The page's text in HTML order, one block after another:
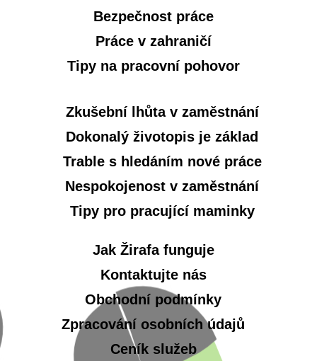
Bezpečnost práce
Práce v zahraničí
Tipy na pracovní pohovor
Zkušební lhůta v zaměstnání
Dokonalý životopis je základ
Trable s hledáním nové práce
Nespokojenost v zaměstnání
Tipy pro pracující maminky
Jak Žirafa funguje
Kontaktujte nás
Obchodní podmínky
Zpracování osobních údajů
Ceník služeb